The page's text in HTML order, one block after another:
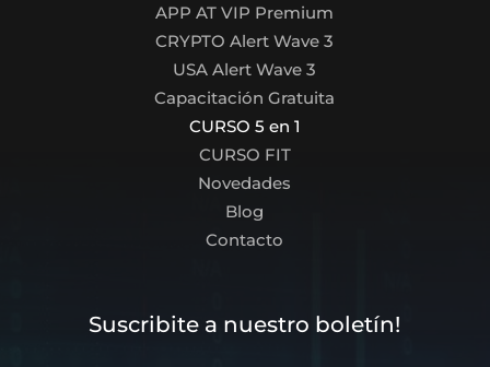
APP AT VIP Premium
CRYPTO Alert Wave 3
USA Alert Wave 3
Capacitación Gratuita
CURSO 5 en 1
CURSO FIT
Novedades
Blog
Contacto
Suscribite a nuestro boletín!